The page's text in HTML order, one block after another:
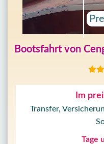
Bootsfahrt von
Im
Transfer,
Tage